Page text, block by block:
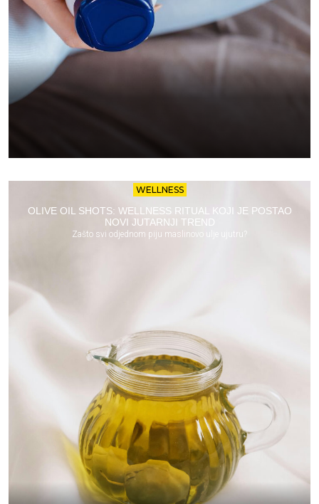
WELLNESS
OLIVE OIL SHOTS: WELLNESS RITUAL KOJI JE POSTAO
NOVI JUTARNJI TREND
Zašto svi odjednom piju maslinovo ulje ujutru?